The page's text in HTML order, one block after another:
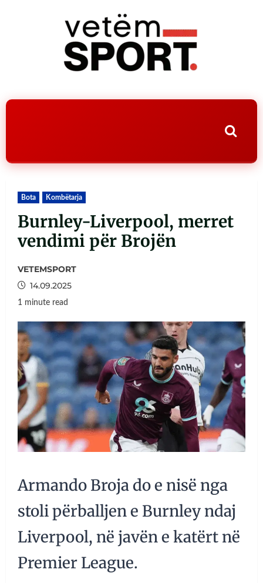
Bota Kombëtarja
Burnley-Liverpool, merret
vendimi për Brojën
VETEMSPORT
14.09.2025
1 minute read
Armando Broja do e nisë nga
stoli përballjen e Burnley ndaj
Liverpool, në javën e katërt në
Premier League.